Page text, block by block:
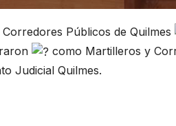
Públicos de Quilmes
como Martilleros y
Judicial Quilmes.